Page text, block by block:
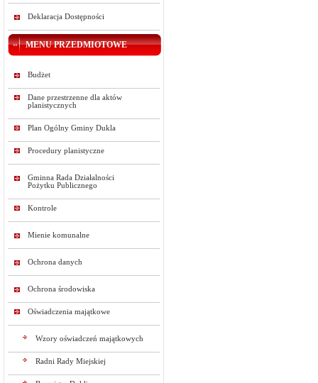
Deklaracja Dostępności
MENU PRZEDMIOTOWE
Budżet
Dane przestrzenne dla aktów
planistycznych
Plan Ogólny Gminy Dukla
Procedury planistyczne
Gminna Rada Działalności
Pożytku Publicznego
Kontrole
Mienie komunalne
Ochrona danych
Ochrona środowiska
Oświadczenia majątkowe
Wzory oświadczeń majątkowych
Radni Rady Miejskiej